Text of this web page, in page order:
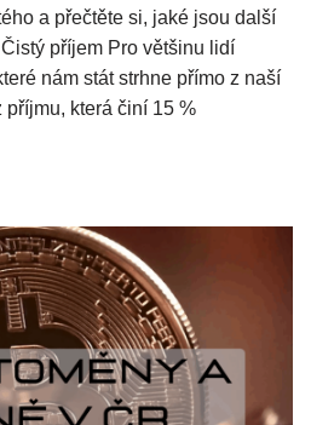
a přečtěte si, jaké jsou další
příjem Pro většinu lidí
nám stát strhne přímo z naší
příjmu, která činí 15 %